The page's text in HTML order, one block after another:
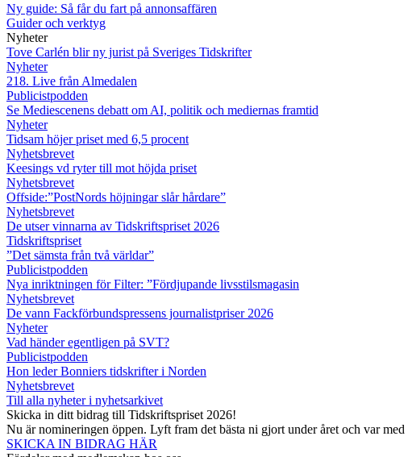
Ny guide: Så får du fart på annonsaffären
Guider och verktyg
Nyheter
Tove Carlén blir ny jurist på Sveriges Tidskrifter
Nyheter
218. Live från Almedalen
Publicistpodden
Se Mediescenens debatt om AI, politik och mediernas framtid
Nyheter
Tidsam höjer priset med 6,5 procent
Nyhetsbrevet
Keesings vd ryter till mot höjda priset
Nyhetsbrevet
Offside:”PostNords höjningar slår hårdare”
Nyhetsbrevet
De utser vinnarna av Tidskriftspriset 2026
Tidskriftspriset
”Det sämsta från två världar”
Publicistpodden
Nya inriktningen för Filter: ”Fördjupande livsstilsmagasin
Nyhetsbrevet
De vann Fackförbundspressens journalistpriser 2026
Nyheter
Vad händer egentligen på SVT?
Publicistpodden
Hon leder Bonniers tidskrifter i Norden
Nyhetsbrevet
Till alla nyheter i nyhetsarkivet
Skicka in ditt bidrag till Tidskriftspriset 2026!
Nu är nomineringen öppen. Lyft fram det bästa ni gjort under året och var
SKICKA IN BIDRAG HÄR